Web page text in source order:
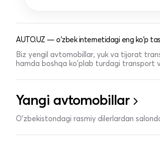
AUTO.UZ — o'zbek internetidagi eng ko'p
Biz yengil avtomobillar, yuk va tijorat
hamda boshqa ko'plab turdagi transport
Yangi avtomobillar
O'zbekistondagi rasmiy dilerlardan